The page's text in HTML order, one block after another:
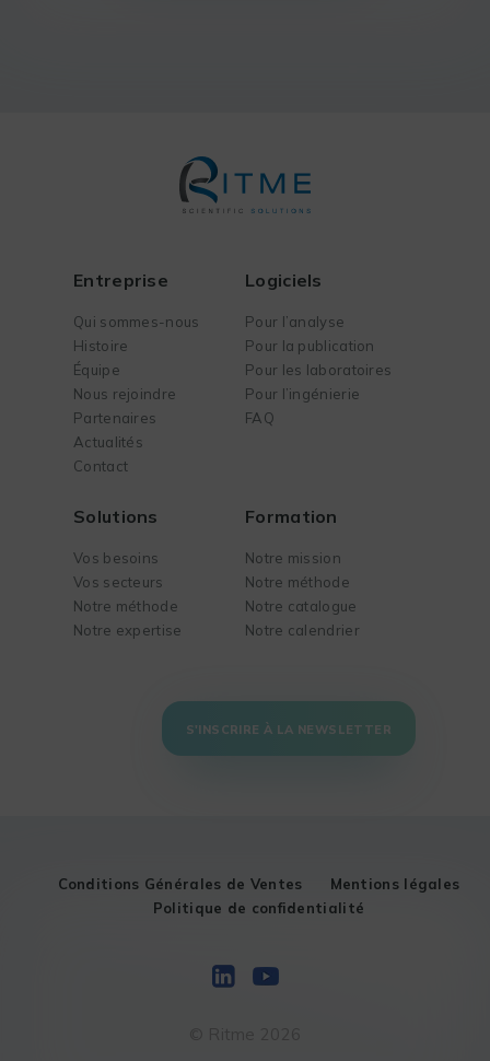
Entreprise
Qui sommes-nous
Histoire
Équipe
Nous rejoindre
Partenaires
Actualités
Contact
Logiciels
Pour l’analyse
Pour la publication
Pour les laboratoires
Pour l’ingénierie
FAQ
Solutions
Vos besoins
Vos secteurs
Notre méthode
Notre expertise
Formation
Notre mission
Notre méthode
Notre catalogue
Notre calendrier
S'INSCRIRE À LA NEWSLETTER
Conditions Générales de Ventes
Mentions légales
Politique de confidentialité